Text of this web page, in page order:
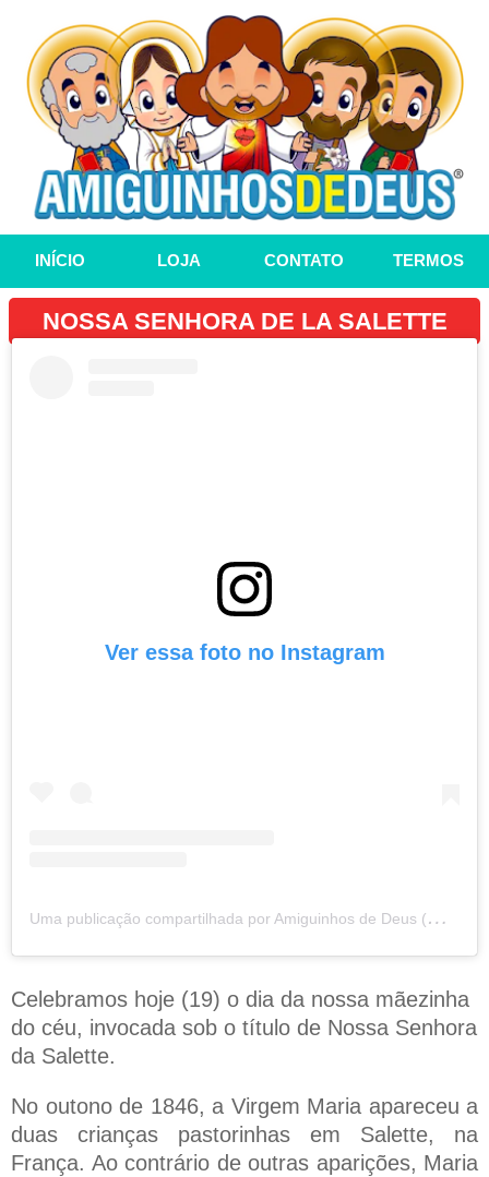
INÍCIO LOJA CONTATO TERMOS
NOSSA SENHORA DE LA SALETTE
Ver essa foto no Instagram
U
ma publicação compartilhada por Amiguinhos de Deus (@amiguinhosdedeus)
Celebramos hoje (19) o dia da nossa mãezinha
do céu, invocada sob o título de Nossa Senhora
da Salette.
No outono de 1846, a Virgem Maria apareceu a
duas crianças pastorinhas em Salette, na
França. Ao contrário de outras aparições, Maria